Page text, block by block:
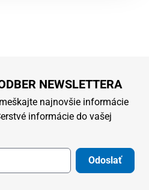
NEWSLETTERA
najnovšie informácie
informácie do vašej
Odoslať